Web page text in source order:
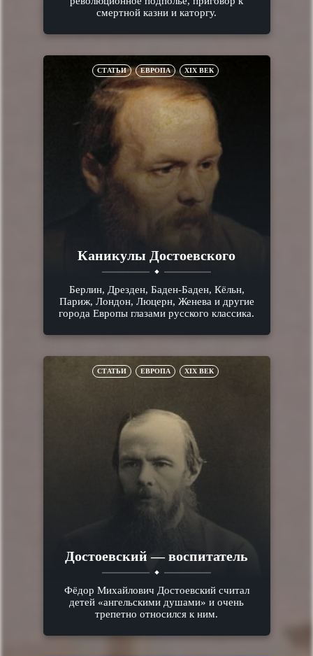
смертной казни и каторгу.
СТАТЬИ ЕВРОПА XIX ВЕК
Каникулы Достоевского
Берлин, Дрезден, Баден-Баден, Кёльн,
Париж, Лондон, Люцерн, Женева и другие
города Европы глазами русского классика.
СТАТЬИ ЕВРОПА XIX ВЕК
Достоевский — воспитатель
Фёдор Михайлович Достоевский считал
детей «ангельскими душами» и очень
трепетно относился к ним.